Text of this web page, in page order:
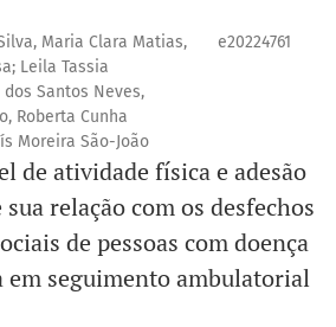
Maria Clara Matias,
Leila Tassia
dos Santos Neves,
Roberta Cunha
Moreira São-João
e20224761
de atividade física e adesão
relação com os desfechos
de pessoas com doença
seguimento ambulatorial